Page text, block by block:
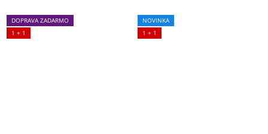
DOPRAVA ZADARMO
1 + 1
NOVINKA
1 + 1